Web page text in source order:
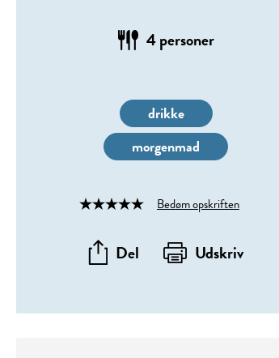
4 personer
drikke
morgenmad
Rated
out
Bedøm opskriften
Del Udskriv